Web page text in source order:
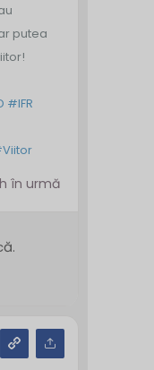
putea
#IFR
în urmă